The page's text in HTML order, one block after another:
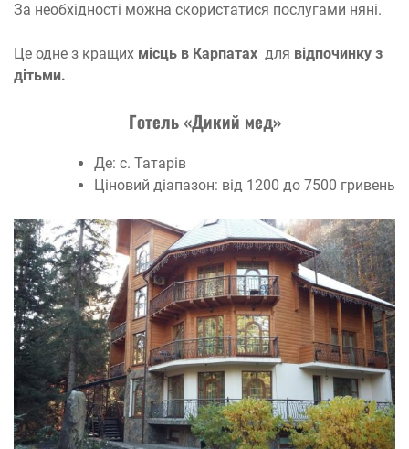
За необхідності можна скористатися послугами няні.
Це одне з кращих місць в Карпатах для відпочинку з
дітьми.
Готель «Дикий мед»
Де: с. Татарів
Ціновий діапазон: від 1200 до 7500 гривень